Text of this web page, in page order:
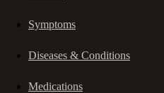
Symptoms
Diseases & Conditions
Medications